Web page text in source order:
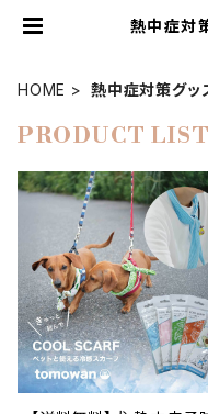
熱中症対
HOME 熱中症対策グッ
PRODUCT LIST